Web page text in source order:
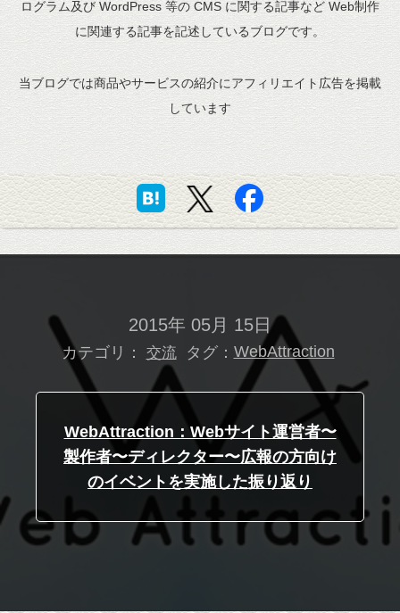
ログラム及び WordPress 等の CMS に関する記事など Web制作
に関連する記事を記述しているブログです。
当ブログでは商品やサービスの紹介にアフィリエイト広告を掲載
しています
2015年 05月 15日
カテゴリ： 交流 タグ： WebAttraction
WebAttraction：Webサイト運営者〜
製作者〜ディレクター〜広報の方向け
のイベントを実施した振り返り